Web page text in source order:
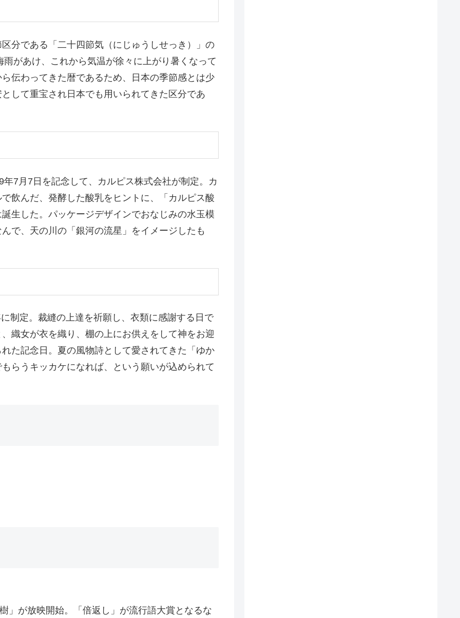
分である「二十四節気（にじゅうしせっき）」の
があけ、これから気温が徐々に上がり暑くなって
伝わってきた暦であるため、日本の季節感とは少
して重宝され日本でも用いられてきた区分であ
7月7日を記念して、カルピス株式会社が制定。カ
飲んだ、発酵した酸乳をヒントに、「カルピス酸
生した。パッケージデザインでおなじみの水玉模
で、天の川の「銀河の流星」をイメージしたも
制定。裁縫の上達を祈願し、衣類に感謝する日で
織女が衣を織り、棚の上にお供えをして神をお迎
た記念日。夏の風物詩として愛されてきた「ゆか
らうキッカケになれば、という願いが込められて
」が放映開始。「倍返し」が流行語大賞となるな